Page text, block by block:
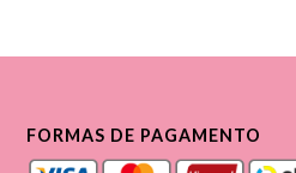
FORMAS DE PAGAMENTO